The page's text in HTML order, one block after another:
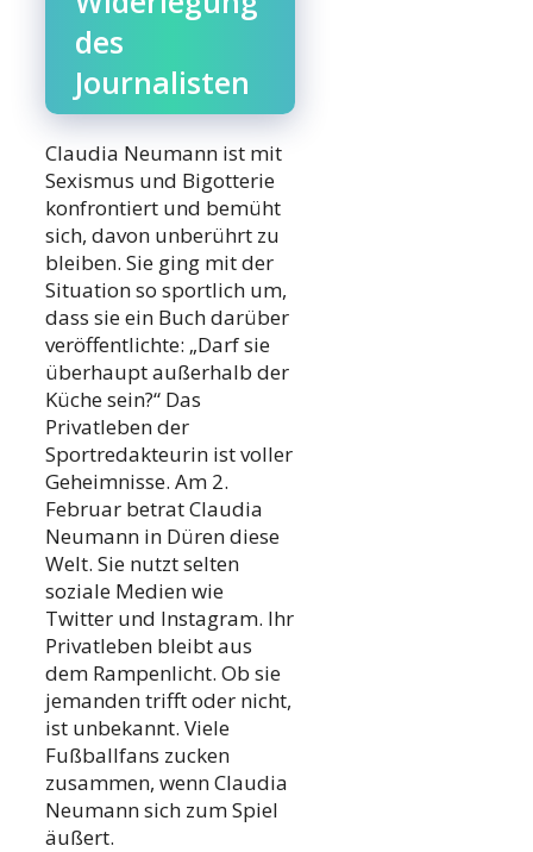
des
Journalisten
Claudia Neumann ist mit
Sexismus und Bigotterie
konfrontiert und bemüht
sich, davon unberührt zu
bleiben. Sie ging mit der
Situation so sportlich um,
dass sie ein Buch darüber
veröffentlichte: „Darf sie
überhaupt außerhalb der
Küche sein?“ Das
Privatleben der
Sportredakteurin ist voller
Geheimnisse. Am 2.
Februar betrat Claudia
Neumann in Düren diese
Welt. Sie nutzt selten
soziale Medien wie
Twitter und Instagram. Ihr
Privatleben bleibt aus
dem Rampenlicht. Ob sie
jemanden trifft oder nicht,
ist unbekannt. Viele
Fußballfans zucken
zusammen, wenn Claudia
Neumann sich zum Spiel
äußert.